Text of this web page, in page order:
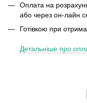
Оплата на
або через он-лайн
Готівкою при
Детальніше про